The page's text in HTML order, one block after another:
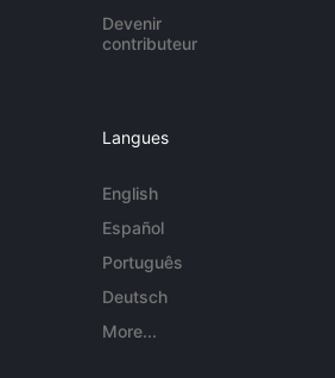
Devenir
contributeur
Langues
English
Español
Português
Deutsch
More...